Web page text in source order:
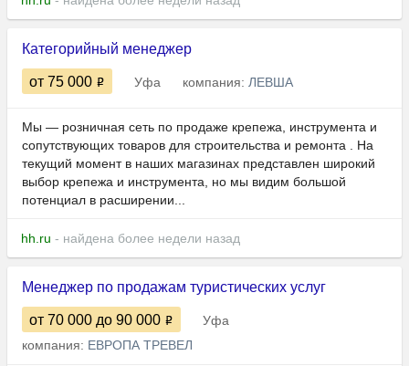
Категорийный менеджер
от 75 000 Уфа компания: ЛЕВША
Мы — розничная сеть по продаже крепежа, инструмента и
сопутствующих товаров для строительства и ремонта . На
текущий момент в наших магазинах представлен широкий
выбор крепежа и инструмента, но мы видим большой
потенциал в расширении...
hh.ru - найдена более недели назад
Менеджер по продажам туристических услуг
от 70 000 до 90 000
Уфа
компания: ЕВРОПА ТРЕВЕЛ